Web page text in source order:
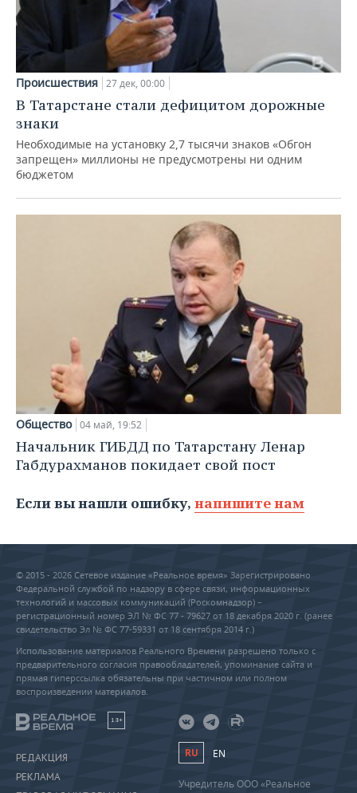
Происшествия 27 дек, 00:00
В Татарстане стали дефицитом дорожные
знаки
Необходимые на установку 2,7 тысячи знаков «Обгон
запрещен» миллионы не предусмотрены ни одним
бюджетом
Общество 04 май, 19:52
Начальник ГИБДД по Татарстану Ленар
Габдурахманов покидает свой пост
Если вы нашли ошибку, напишите нам
© 2015 - 2026 Сетевое издание «Реальное время» Зарегистрировано
Федеральной службой по надзору в сфере связи, информационных
технологий и массовых коммуникаций (Роскомнадзор) –
регистрационный номер ЭЛ № ФС 77 - 79627 от 18 декабря 2020 г. (ранее
свидетельство Эл № ФС 77-59331 от 18 сентября 2014 г.)
Использование материалов Реального Времени разрешено только с
предварительного согласия правообладателей, упоминание сайта и
прямая гиперссылка обязательны при частичном или полном
воспроизведении материалов.
18+
РЕДАКЦИЯ
РЕКЛАМА
RU EN
Учредитель ООО «Реальное